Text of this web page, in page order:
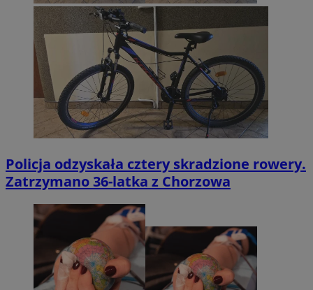
Policja odzyskała cztery skradzione rowery.
Zatrzymano 36-latka z Chorzowa